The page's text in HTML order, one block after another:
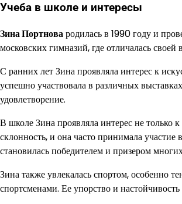
Учеба в школе и интересы
Зина Портновародилась в 1990 году и
московских гимназий, где отличалась
С ранних лет Зина проявляла интерес к
успешно участвовала в различных
удовлетворение.
В школе Зина проявляла интерес не только
склонность, и она часто принимала
становилась победителем и призером
Зина также увлекалась спортом, особенно
спортсменами. Ее упорство и